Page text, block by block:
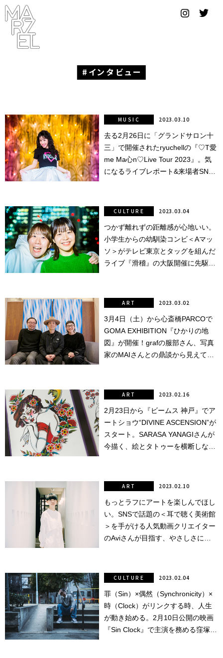
フィ
デザ
ナー
ー
プール
スーツ
ンテ
写真
確認の
旅
古着
屋十四
才
叶える
阪
化
とは応援
ること
立ったら
行動
ザインを
りどり
文化
バファ
ズのキ
ャップ
インタビュー
去る2月26日に「グランドサロン十
三」で開催されたryuchellの『♡T愛
me Ma心n♡Live Tour 2023』。気
になるライブレポート&来場者SNAP
MUSIC 2023.03.10
つかず離れずの距離感が心地いい。
小学生からの幼馴染コンビ＜Aマッ
ソ＞がテレビ東京とタッグを組んだ
ライブ『滑稽』の大阪開催に先駆け
CULTURE 2023.03.04
3月4日（土）から心斎橋PARCOで
GOMA EXHIBITION『ひかりの地
図』が開催！grafの服部さん、写真
家のMAIさんとの鼎談から見えてき
ART 2023.03.02
2月23日から『ビームス 神戸』でア
ートショウ“DIVINE ASCENSION”が
スタート。SARASA YANAGIさんが
今描く、絵とタトゥーを横断しなが
ART 2023.02.16
もっとラフにアートを楽しんでほし
い。SNSで話題の＜耳で聴く美術館
＞を手がける人気動画クリエイター
のAviさんが目指す、やさしさに包
ART 2023.02.10
罪（Sin）×偶然（Synchronicity）×
時（Clock）がリンクする時、人生
が動き始める。2月10日公開の映画
『Sin Clock』で主演を務める窪塚洋
CULTURE 2023.02.04